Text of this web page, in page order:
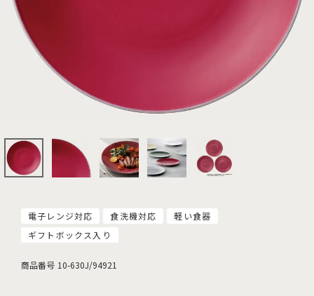
電子レンジ対応 食洗機対応
軽い食器
ギフトボックス入り
商品番号 10-630J/94921